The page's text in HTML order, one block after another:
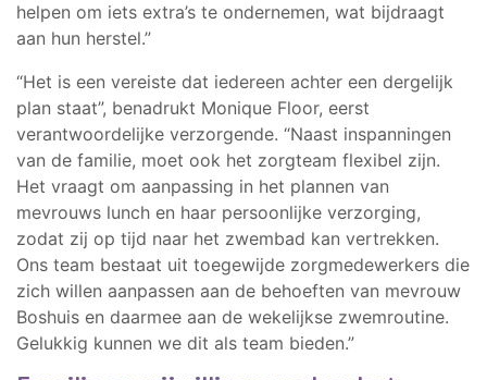
helpen om iets extra’s te ondernemen, wat bijdraagt
aan hun herstel.”
“Het is een vereiste dat iedereen achter een dergelijk
plan staat”, benadrukt Monique Floor, eerst
verantwoordelijke verzorgende. “Naast inspanningen
van de familie, moet ook het zorgteam flexibel zijn.
Het vraagt om aanpassing in het plannen van
mevrouws lunch en haar persoonlijke verzorging,
zodat zij op tijd naar het zwembad kan vertrekken.
Ons team bestaat uit toegewijde zorgmedewerkers die
zich willen aanpassen aan de behoeften van mevrouw
Boshuis en daarmee aan de wekelijkse zwemroutine.
Gelukkig kunnen we dit als team bieden.”